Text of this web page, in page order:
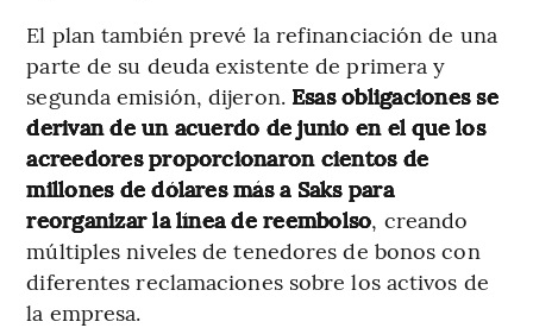
El plan también prevé la refinanciación de una
parte de su deuda existente de primera y
segunda emisión, dijeron. Esas obligaciones se
derivan de un acuerdo de junio en el que los
acreedores proporcionaron cientos de
millones de dólares más a Saks para
reorganizar la línea de reembolso, creando
múltiples niveles de tenedores de bonos con
diferentes reclamaciones sobre los activos de
la empresa.